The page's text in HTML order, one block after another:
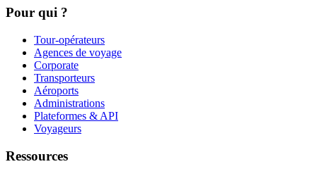
Pour qui ?
Tour-opérateurs
Agences de voyage
Corporate
Transporteurs
Aéroports
Administrations
Plateformes & API
Voyageurs
Ressources